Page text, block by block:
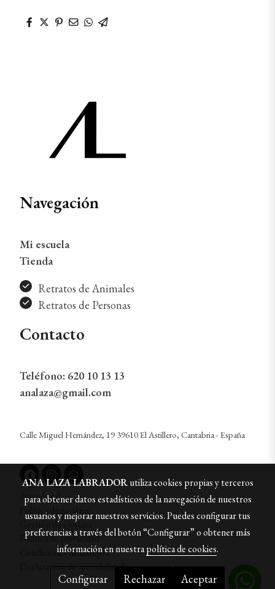
Navegación
Mi escuela
Tienda
Retratos de Animales
Retratos de Personas
Contacto
Teléfono: 620 10 13 13
analaza@gmail.com
Calle Miguel Hernández, 19 39610 El Astillero, Cantabria - España
Aviso legal
Política de cookies
Gestión de cookies
Política de privacidad
Condiciones de compra
Declaración de accesibilidad
ANA LAZA LABRADORutiliza cookies propias y terceros
para obtener datos estadísticos de la navegación de nuestros
usuarios y mejorar nuestros servicios. Puedes configurar tus
preferencias a través del botón “Configurar” o obtener más
información en nuestrapolítica de cookies.
Configurar Rechazar Aceptar